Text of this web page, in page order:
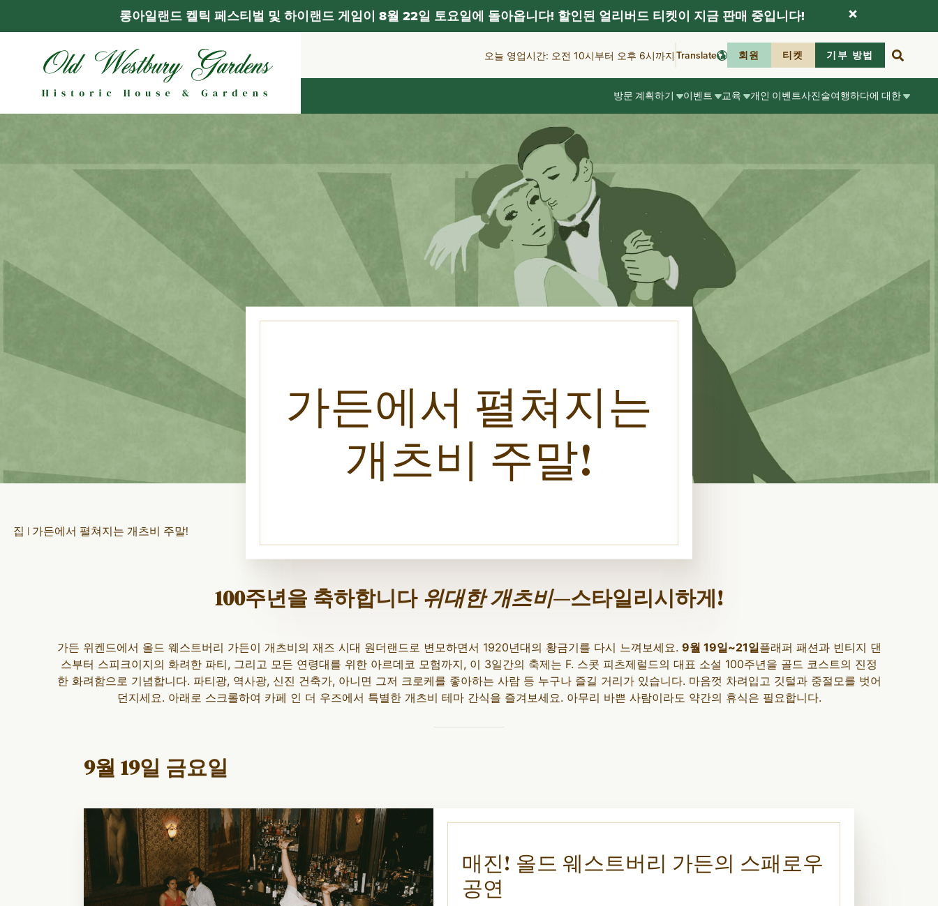
오늘 영업시간: 오전 10시부터 오후 6시까지 Translate 회원 티켓 기부 방법
방문 계획하기 이벤트 교육 개인 이벤트사진술여행하다에 대한
가든에서 펼쳐지는
개츠비 주말!
집 | 가든에서 펼쳐지는 개츠비 주말!
100주년을 축하합니다 위대한 개츠비—스타일리시하게!
가든 위켄드에서 올드 웨스트버리 가든이 개츠비의 재즈 시대 원더랜드로 변모하면서 1920년대의 황금기를 다시 느껴보세요. 9월 19일~21일플래퍼 패션과 빈티지 댄
스부터 스피크이지의 화려한 파티, 그리고 모든 연령대를 위한 아르데코 모험까지, 이 3일간의 축제는 F. 스콧 피츠제럴드의 대표 소설 100주년을 골드 코스트의 진정
한 화려함으로 기념합니다. 파티광, 역사광, 신진 건축가, 아니면 그저 크로케를 좋아하는 사람 등 누구나 즐길 거리가 있습니다. 마음껏 차려입고 깃털과 중절모를 벗어
던지세요. 아래로 스크롤하여 카페 인 더 우즈에서 특별한 개츠비 테마 간식을 즐겨보세요. 아무리 바쁜 사람이라도 약간의 휴식은 필요합니다.
9월 19일 금요일
매진! 올드 웨스트버리 가든의 스패로우
공연
롱아일랜드 켈틱 페스티벌 및 하이랜드 게임이 8월 22일 토요일에 돌아옵니다! 할인된 얼리버드 티켓이 지금 판매 중입니다!